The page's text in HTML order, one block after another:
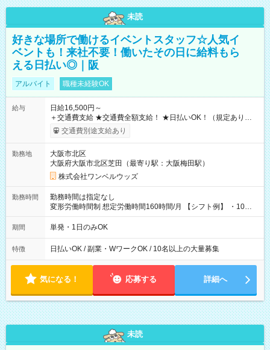
未読
好きな場所で働けるイベントスタッフ☆人気イ
ベントも！来社不要！働いたその日に給料もら
える日払い◎｜阪
アルバイト 職種未経験OK
給与
日給16,500円～
＋交通費支給 ★交通費全額支給！ ★日払いOK！（規定あり） ┗
働いたその日に現金GET♪ お仕事後はコンビニATMから 日払
交通費別途支給あり
勤務地
大阪市北区
大阪府大阪市北区芝田（最寄り駅：大阪梅田駅）
株式会社ワンベルウッズ
勤務時間
勤務時間は指定なし
変形労働時間制 想定労働時間160時間/月 【シフト例】 ・10：
00～20：00
期間 単発・1日のみOK
特徴 日払いOK / 副業・WワークOK / 10名以上の大量募集
気になる！ 応募する 詳細へ
未読